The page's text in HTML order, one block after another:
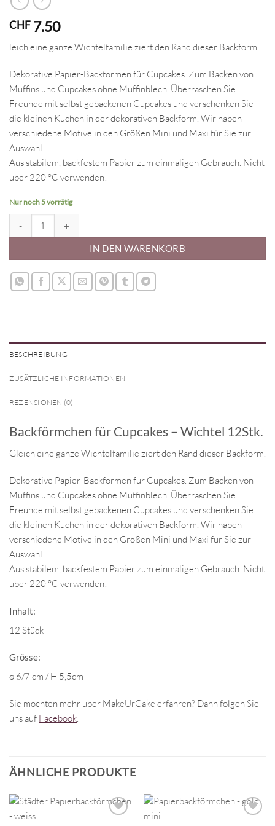
CHF 7.50
leich eine ganze Wichtelfamilie ziert den Rand dieser Backform.
Dekorative Papier-Backformen für Cupcakes. Zum Backen von
Muffins und Cupcakes ohne Muffinblech. Überraschen Sie
Freunde mit selbst gebackenen Cupcakes und verschenken Sie
die kleinen Kuchen in der dekorativen Backform. Wir haben
verschiedene Motive in den Größen Mini und Maxi für Sie zur
Auswahl.
Aus stabilem, backfestem Papier zum einmaligen Gebrauch. Nicht
über 220 °C verwenden!
Nur noch 5 vorrätig
IN DEN WARENKORB
BESCHREIBUNG
ZUSÄTZLICHE INFORMATIONEN
REZENSIONEN (0)
Backförmchen für Cupcakes – Wichtel 12Stk.
Gleich eine ganze Wichtelfamilie ziert den Rand dieser Backform.
Dekorative Papier-Backformen für Cupcakes. Zum Backen von
Muffins und Cupcakes ohne Muffinblech. Überraschen Sie
Freunde mit selbst gebackenen Cupcakes und verschenken Sie
die kleinen Kuchen in der dekorativen Backform. Wir haben
verschiedene Motive in den Größen Mini und Maxi für Sie zur
Auswahl.
Aus stabilem, backfestem Papier zum einmaligen Gebrauch. Nicht
über 220 °C verwenden!
Inhalt:
12 Stück
Grösse:
ø 6/7 cm / H 5,5cm
Sie möchten mehr über MakeUrCake erfahren? Dann folgen Sie
uns auf Facebook
ÄHNLICHE PRODUKTE